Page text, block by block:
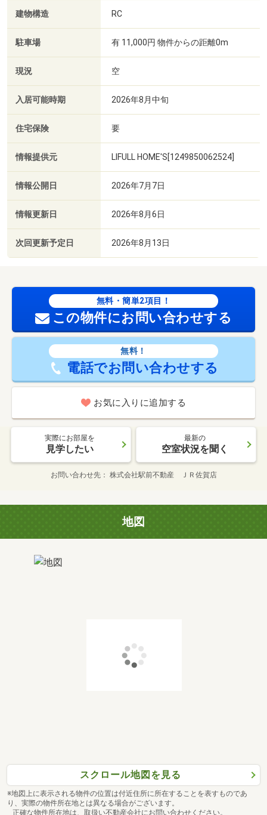
建物構造 RC
駐車場 有 11,000円 物件からの距離0m
現況 空
入居可能時期 2026年8月中旬
住宅保険 要
情報提供元 LIFULL HOME'S[1249850062524]
情報公開日 2026年7月7日
情報更新日 2026年8月6日
次回更新予定日 2026年8月13日
無料・簡単2項目！
この物件にお問い合わせする
無料！
電話でお問い合わせする
お気に入りに追加する
実際にお部屋を
見学したい
最新の
空室状況を聞く
お問い合わせ先 株式会社駅前不動産 ＪＲ佐賀店
地図
スクロール地図を見る
※地図上に表示される物件の位置は付近住所に所在することを表すものであ
り、実際の物件所在地とは異なる場合がございます。
正確な物件所在地は、取扱い不動産会社にお問い合わせください。